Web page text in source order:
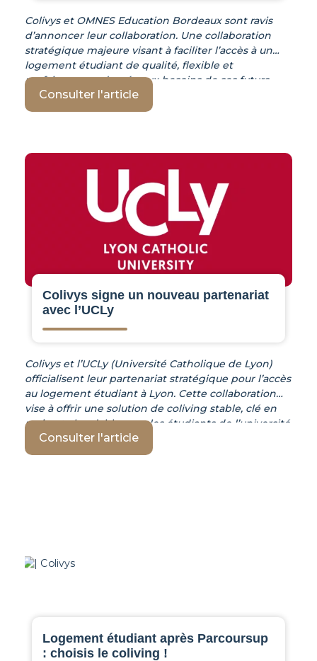
Colivys et OMNES Education Bordeaux sont ravis
d’annoncer leur collaboration. Une collaboration
stratégique majeure visant à faciliter l’accès à un
logement étudiant de qualité, flexible et
parfaitement adaptée aux besoins de ses futurs
locataires bordelais. Ce partenariat vise à offrir une
solution de coliving tout inclus et sécurisée. OMNES
OMNES Education
Consulter l'article
Colivys signe un nouveau partenariat
avec l’UCLy
Colivys et l’UCLy (Université Catholique de Lyon)
officialisent leur partenariat stratégique pour l’accès
au logement étudiant à Lyon. Cette collaboration
vise à offrir une solution de coliving stable, clé en
main et abordable pour les étudiants de l’université
lyonnaise. UCLy : Une excellence éducative
reconnue Établissement d’enseignement supérieur
Consulter l'article
Logement étudiant après Parcoursup
: choisis le coliving !